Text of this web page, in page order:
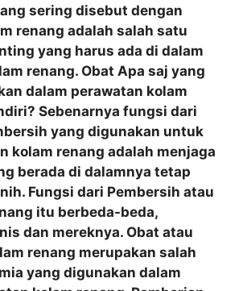
sering disebut dengan
renang adalah salah satu
yang harus ada di dalam
renang. Obat Apa saj yang
dalam perawatan kolam
Sebenarnya fungsi dari
yang digunakan untuk
kolam renang adalah menjaga
berada di dalamnya tetap
Fungsi dari Pembersih atau
itu berbeda-beda,
dan mereknya. Obat atau
renang merupakan salah
yang digunakan dalam